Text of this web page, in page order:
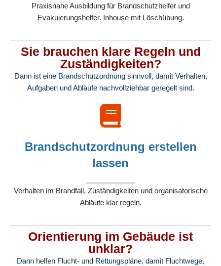
Praxisnahe Ausbildung für Brandschutzhelfer und
Evakuierungshelfer. Inhouse mit Löschübung.
Sie brauchen klare Regeln und
Zuständigkeiten?
Dann ist eine Brandschutzordnung sinnvoll, damit Verhalten,
Aufgaben und Abläufe nachvollziehbar geregelt sind.
Brandschutzordnung erstellen
lassen
Verhalten im Brandfall, Zuständigkeiten und organisatorische
Abläufe klar regeln.
Orientierung im Gebäude ist
unklar?
Dann helfen Flucht- und Rettungspläne, damit Fluchtwege,